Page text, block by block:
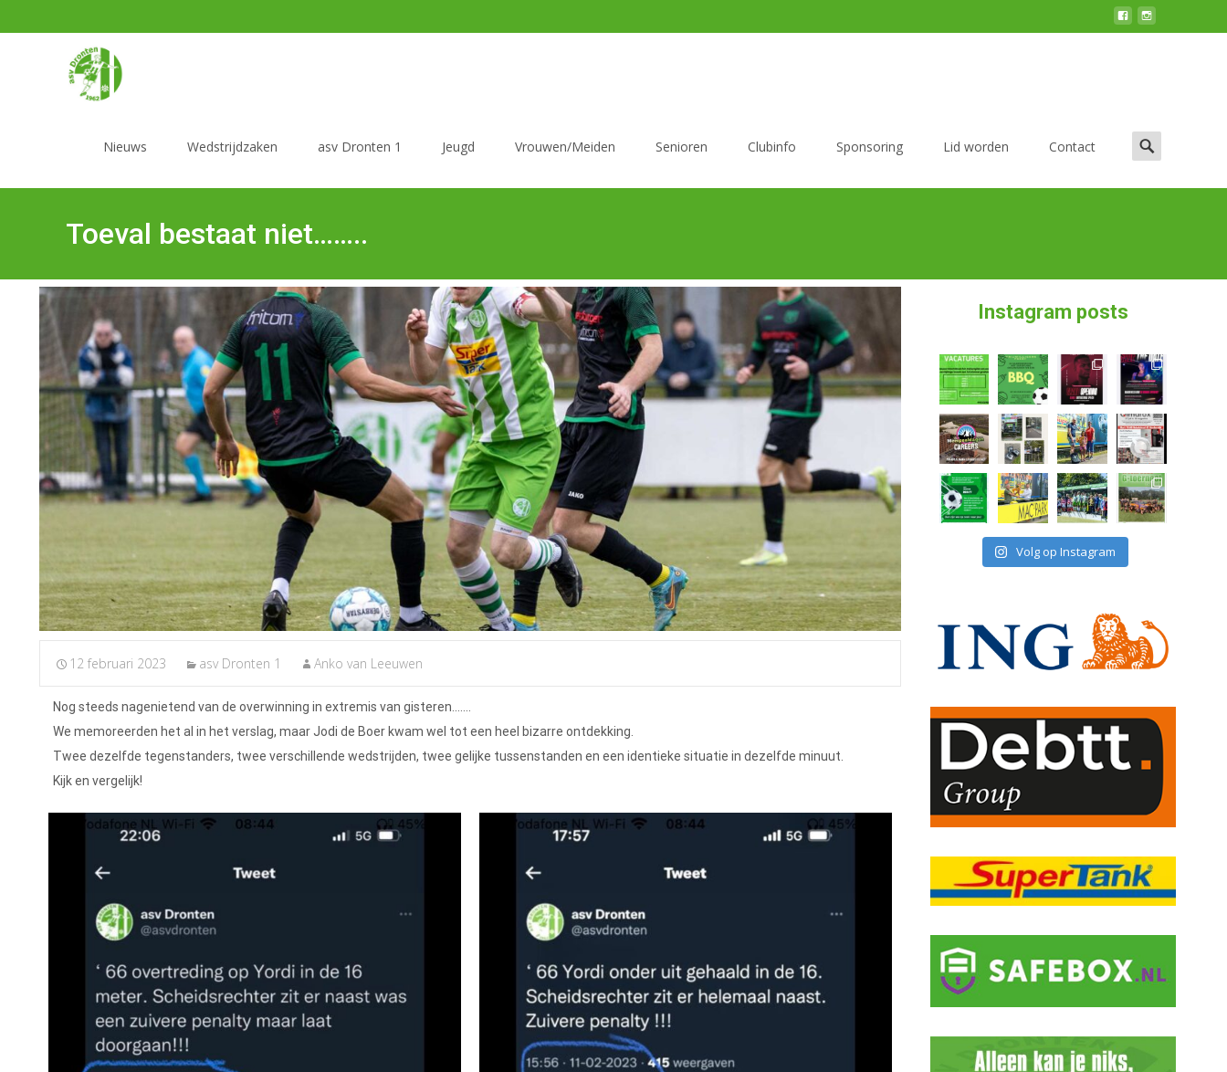
Nieuws Wedstrijdzaken asv Dronten 1 Jeugd Vrouwen/Meiden Senioren Clubinfo Sponsoring Lid worden Contact
Toeval bestaat niet……..
12 februari 2023 asv Dronten 1 Anko van Leeuwen
Nog steeds nagenietend van de overwinning in extremis van gisteren…….
We memoreerden het al in het verslag, maar Jodi de Boer kwam wel tot een heel bizarre ontdekking.
Twee dezelfde tegenstanders, twee verschillende wedstrijden, twee gelijke tussenstanden en een identieke situatie in dezelfde minuut.
Kijk en vergelijk!
Instagram posts
Volg op Instagram